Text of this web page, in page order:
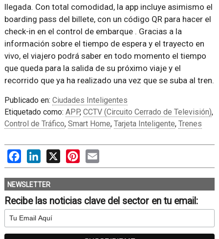
llegada. Con total comodidad, la app incluye asimismo el
boarding pass del billete, con un código QR para hacer el
check-in en el control de embarque . Gracias a la
información sobre el tiempo de espera y el trayecto en
vivo, el viajero podrá saber en todo momento el tiempo
que queda para la salida de su próximo viaje y el
recorrido que ya ha realizado una vez que se suba al tren.
Publicado en: Ciudades Inteligentes
Etiquetado como: APP, CCTV (Circuito Cerrado de Televisión),
Control de Tráfico, Smart Home, Tarjeta Inteligente, Trenes
FacebookLinkedIn
X PinterestEmail
NEWSLETTER
Recibe las noticias clave del sector en tu email: